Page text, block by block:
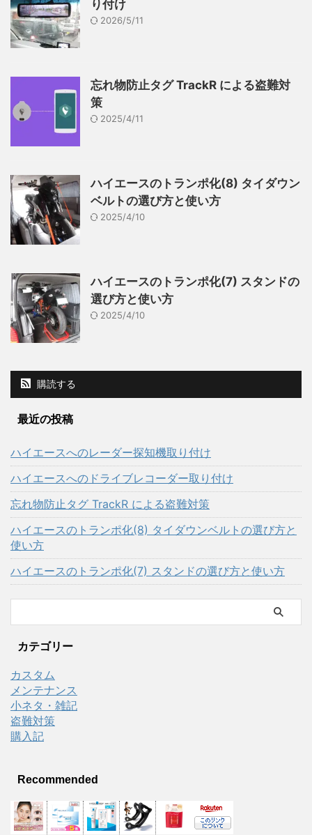
り付け
2026/5/11
忘れ物防止タグ TrackR による盗難対
策
2025/4/11
ハイエースのトランポ化(8) タイダウン
ベルトの選び方と使い方
2025/4/10
ハイエースのトランポ化(7) スタンドの
選び方と使い方
2025/4/10
購読する
最近の投稿
ハイエースへのレーダー探知機取り付け
ハイエースへのドライブレコーダー取り付け
忘れ物防止タグ TrackR による盗難対策
ハイエースのトランポ化(8) タイダウンベルトの選び方と
使い方
ハイエースのトランポ化(7) スタンドの選び方と使い方
カテゴリー
カスタム
メンテナンス
小ネタ・雑記
盗難対策
購入記
Recommended